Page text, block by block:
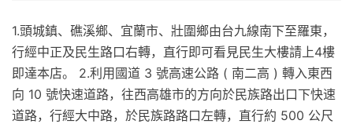
1.頭城鎮、礁溪鄉、宜蘭市、壯圍鄉由台九線南下至羅東，
行經中正及民生路口右轉，直行即可看見民生大樓請上4樓
即達本店。 2.利用國道 3 號高速公路 ( 南二高 ) 轉入東西
向 10 號快速道路，往西高雄市的方向於民族路出口下快速
道路，行經大中路，於民族路路口左轉，直行約 500 公尺